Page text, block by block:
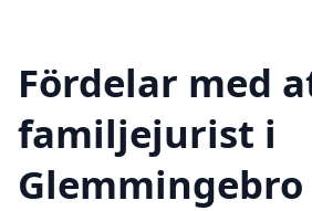
Fördelar med
familjejurist i
Glemmingebro